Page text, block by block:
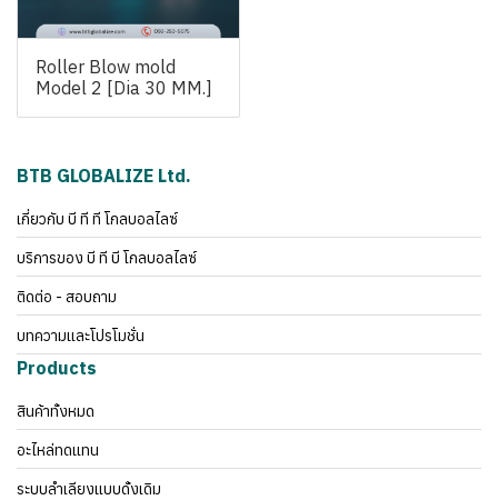
Roller Blow mold
Model 2 [Dia 30 MM.]
BTB GLOBALIZE Ltd.
เกี่ยวกับ บี ที ที โกลบอลไลซ์
บริการของ บี ที บี โกลบอลไลซ์
ติดต่อ - สอบถาม
บทความและโปรโมชั่น
Products
สินค้าทั้งหมด
อะไหล่ทดแทน
ระบบลำเลียงแบบดั้งเดิม